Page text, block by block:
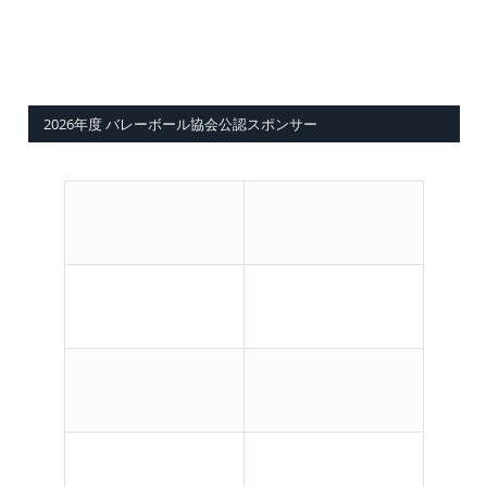
2026年度 バレーボール協会公認スポンサー